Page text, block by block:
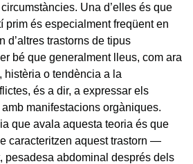
Una d’elles és que
prim és especialment freqüent en
d’altres trastorns de tipus
bé que generalment lleus, com ara
histèria o tendència a la
és a dir, a expressar els
manifestacions orgàniques.
que avala aquesta teoria és que
caracteritzen aquest trastorn —
pesadesa abdominal després dels